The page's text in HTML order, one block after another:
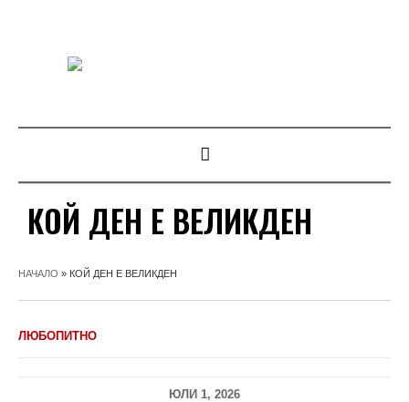
КОЙ ДЕН Е ВЕЛИКДЕН
НАЧАЛО » КОЙ ДЕН Е ВЕЛИКДЕН
ЛЮБОПИТНО
ЮЛИ 1, 2026